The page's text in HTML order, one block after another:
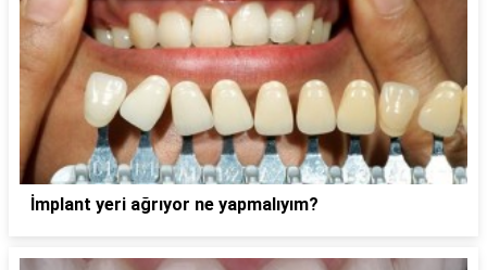
İmplant yeri ağrıyor ne yapmalıyım?